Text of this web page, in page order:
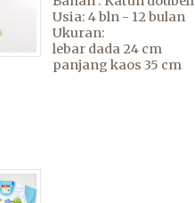
Usia: 4 bln - 12 bulan
Ukuran:
lebar dada 24 cm
panjang kaos 35 cm